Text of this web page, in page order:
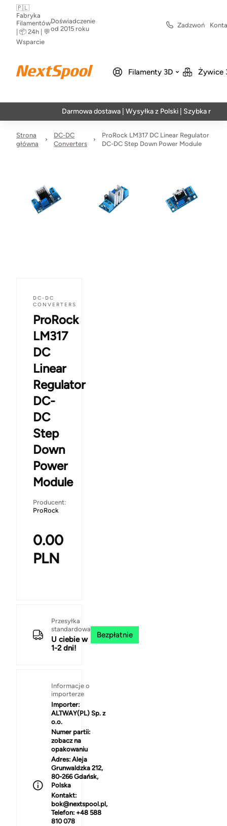
🇵🇱
Fabryka
Filamentów
| 📦 24h | 💬
Wsparcie
Doświadczenie
od 2015 roku
Zadzwoń
Filamenty 3D Żywice
Darmowa dostawa | Wysyłka z Polski | Szybka realizacja
Strona
główna
DC-DC
Converters
ProRock LM317 DC Linear Regulator
DC-DC Step Down Power Module
DC-DC
CONVERTERS
ProRock
LM317
DC
Linear
Regulator
DC-
DC
Step
Down
Power
Module
Producent:
ProRock
0.00
PLN
Przesyłka
standardowa
U ciebie w
1-2 dni!
Bezpłatnie
Informacje o
importerze
Importer:
ALTWAY(PL) Sp. z
o.o.
Numer partii:
zobacz na
opakowaniu
Adres: Aleja
Grunwaldzka 212,
80-266 Gdańsk,
Polska
Kontakt:
bok@nextspool.pl,
Telefon: +48 588
810 078